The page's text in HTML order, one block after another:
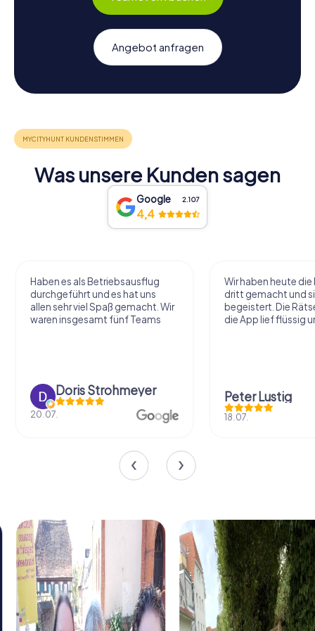
Angebot anfragen
Was unsere Kunden sagen
Google 2.107
4,4
Wir haben heute die Krimi Tour zu
dritt gemacht und sind völlig
begeistert. Die Rätsel waren gut ,
die App lief flüssig und einfach...
Peter Lustig
18.07.
Eine wirklich
Tour war
Rätsel spannend
Bedienung einfach.
Laura Kpunkt
17.07.